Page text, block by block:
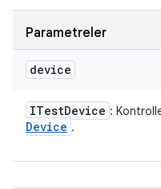
Parametreler
device
ITestDevice :
Device .